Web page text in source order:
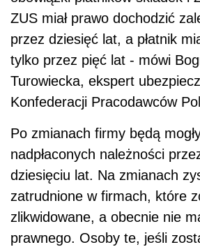
ZUS miał prawo dochodzić
przez dziesięć lat, a płatnik
tylko przez pięć lat - mówi
Turowiecka, ekspert
Konfederacji Pracodawców
Po zmianach firmy będą
nadpłaconych należności
dziesięciu lat. Na zmianach
zatrudnione w firmach, które
zlikwidowane, a obecnie nie
prawnego. Osoby te, jeśli